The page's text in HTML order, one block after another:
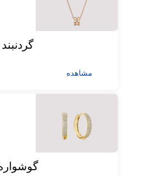
گردنبند
مشاهده